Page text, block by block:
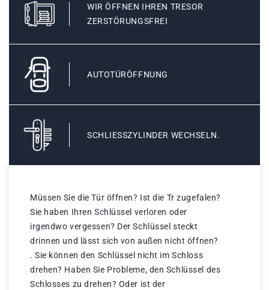
WIR ÖFFNEN IHREN TRESOR
ZERSTÖRUNGSFREI
AUTOTÜRÖFFNUNG
SCHLIESSZYLINDER WECHSELN.
Müssen Sie die Tür öffnen? Ist die Tr zugefalen?
Sie haben Ihren Schlüssel verloren oder
irgendwo vergessen? Der Schlüssel steckt
drinnen und lässt sich von außen nicht öffnen?
. Sie können den Schlüssel nicht im Schloss
drehen? Haben Sie Probleme, den Schlüssel des
Schlosses zu drehen? Oder ist der